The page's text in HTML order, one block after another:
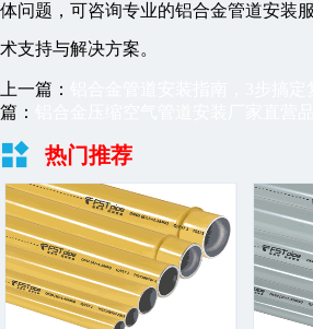
体问题，可咨询专业的铝合金管道安装
术支持与解决方案。
上一篇：
篇：
热门推荐